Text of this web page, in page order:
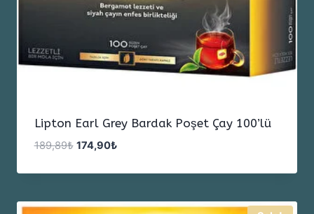
Lipton Earl Grey Bardak Poşet Çay 100’lü
189,89₺ Orijinal
189,89₺.
174,90₺Şu
fiyat: